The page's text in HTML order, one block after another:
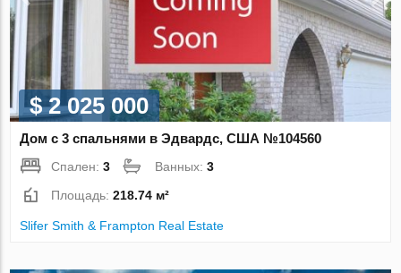
$ 2 025 000
Дом с 3 спальнями в Эдвардс, США №104560
Спален:3 Ванных:3
Площадь:218.74 м²
Slifer Smith & Frampton Real Estate